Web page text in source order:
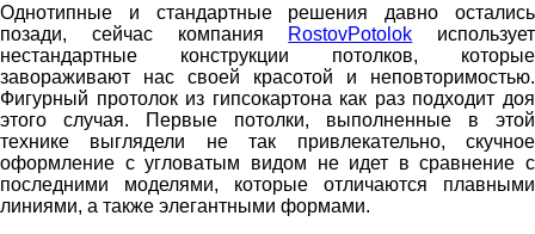
Однотипные и стандартные решения давно остались
позади, сейчас компания
RostovPotolok использует
нестандартные конструкции потолков, которые
завораживают нас своей красотой и неповторимостью.
Фигурный протолок из гипсокартона как раз подходит доя
этого случая. Первые потолки, выполненные в этой
технике выглядели не так привлекательно, скучное
оформление с угловатым видом не идет в сравнение с
последними моделями, которые отличаются плавными
линиями, а также элегантными формами.